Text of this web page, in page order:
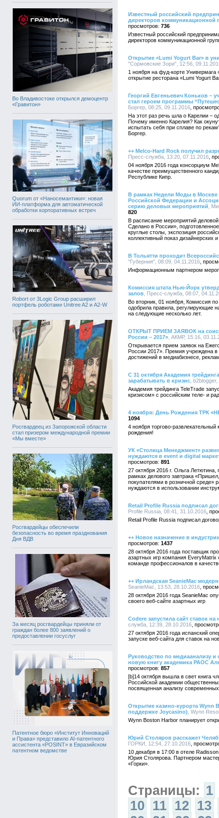
Во Владивостоке открылся демоцентр
«Гравитон»
Quorum от «Наносемантики»: новая
ИИ-платформа для автоматической
обработки корпоративных встреч
Robort от 3Logic Group расширил
портфель роботами Unitree A2 и A2-W
Росгвардеец из Запорожской области
стал призером международной премии
«Мы вместе»
Росгвардейцы обеспечили
безопасность во время празднования
Дня ВДВ
За месяц росгвардейцы приняли от
граждан более 800 заявлений о
предоставлении госуслуг
Патентное бюро «Институт Инноваций
и Права» представило AI-патентного
ассистента «POSINT» в Евразийском
патентном ведомстве
Известный российский
директоров коммуникационной
736
Известный российский
директоров коммуникационной
Открытие «Lumi Yogurt Bar» в
"Сормовские Зори", 12:56,
1 ноября на фуд-корте Универмага
открытие ресторана «Lumi Yogurt
Георгий Евгеньевич Коньков –
стал героем программы
Боргер, 08:25, 09.11.2016
На этот раз речь шла о Карелии –
Почему именно Карелия? Как
испытать себя при сплаве по
Боргер.
++ Melco-Hard Rock получил
Пресс-служба, 13:20, 07.11.2016
04 ноября 2016 года консорциум
качестве преимущественного
Республике Кипр.
В рамках Недели Моды в
Российской Федерации и
серию деловых мероприятий ,
820
В расписание мероприятий
Сделано в России»,
круглые столы, экспозиция
коллективный показ
В Тольятти проходит
"Губерния", 08:09, 04.11.2016
Информационным партнером
Комиссия штата Нью-Йорк
залов , Пресс-служба, 08:07,
Во вторник, 01 ноября, Комиссия
одобрила правила, регулирующие
на следующие несколько лет.
ОТКРЫТ ПРИЕМ ЗАЯВОК на
России – 2017» , АКМР, 15:16,
Открывается прием заявок на
России 2017». Премия учреждена
достижений в медиабизнесе,
С 31 октября Академия
зарабатывать в кризис ,
Академия трейдинга TeleTrade
кризисом» с российским теле- и
4 ноября: День Рождения ТРК
1094
4 ноября торгово-
рождения!
УК «Столица Менеджмент»
нуждаются в event и digital
891
27 октября 2016 г. Ольга
рамках делового завтрака
покупателями в розничной
нуждаются в использовании
Retail Profile Russia подписал
Profile Russia, 08:41, 31.10.2016
Retail Profile Russia подписал
++ Новое назначение в
1437
28 октября 2016 года поставщик
азартных игр компания
команде профессионалов в
++ Ирландская SeanieMac
SeanieMac, 13:53, 28.10.2016
28 октября 2016 года SeanieMac
своего веб-сайте азартных игр
Codere запустила сайт ставок
служба, 12:39, 28.10.2016
27 октября 2016 года испанский
запуске веб-сайта для ставок на
Руководство по медиаанализу
новую книгу академика РАОС
857
[b]14 октября вышла в свет книга
Российской академии
посвященная анализу
Открытие казино-курорта Wynn
поддержке Joycasino) , Wynn
Wynn Boston Harbor планирует
Юрий Столяров расскажет
ГОРКИ, 12:54, 27.10.2016
10 декабря в 17:00 в отеле
Юрия Столярова. Партнером
«Горки».
Страницы: 1
10 11 12 13